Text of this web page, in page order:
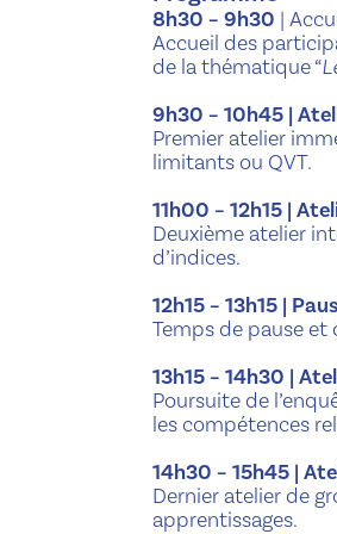
8h30 – 9h30 |
Accueil des
de la thématique “
9h30 – 10h45 |
Premier atelier
limitants ou QVT.
11h00 – 12h15 |
Deuxième atelier
d’indices.
12h15 – 13h15 |
Temps de pause et
13h15 – 14h30 |
Poursuite de
les compétences
14h30 – 15h45 |
Dernier atelier de
apprentissages.